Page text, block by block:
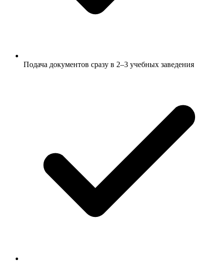
Подача документов сразу в 2–3 учебных заведения